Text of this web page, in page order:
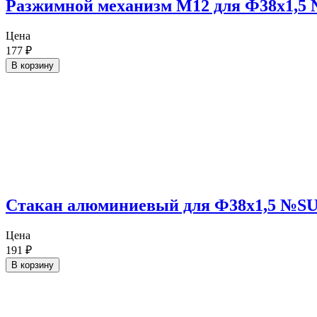
Разжимной механизм М12 для Ф38х1,5
Цена
177 ₽
В корзину
Cтакан алюминиевый для Ф38х1,5
Цена
191 ₽
В корзину